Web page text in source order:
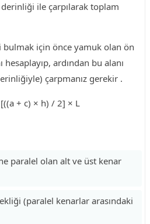
ile çarpılarak toplam
bulmak için önce yamuk olan ön
hesaplayıp, ardından bu alanı
çarpmanız gerekir .
+ c) × h) / 2] × L
paralel olan alt ve üst kenar
(paralel kenarlar arasındaki